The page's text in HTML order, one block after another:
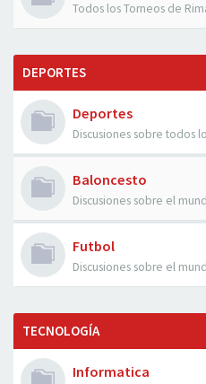
Todos los Torneos de
DEPORTES
Deportes
Discusiones sobre todos
Baloncesto
Discusiones sobre el
Futbol
Discusiones sobre el
TECNOLOGÍA
Informatica